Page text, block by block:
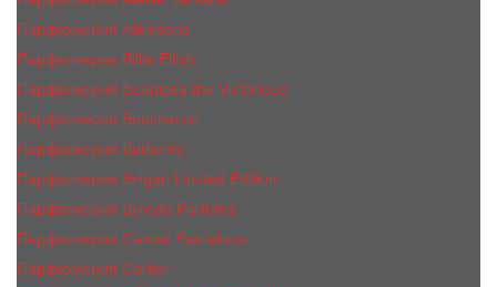
Парфюмерия Atkinsons
Парфюмерия Billie Eilish
Парфюмерия Boadicea the Victorious
Парфюмерия Boucheron
Парфюмерия Burberry
Парфюмерия Bvlgari Limited Edition
Парфюмерия Byredo Parfums
Парфюмерия Carner Barcelona
Парфюмерия Cartier